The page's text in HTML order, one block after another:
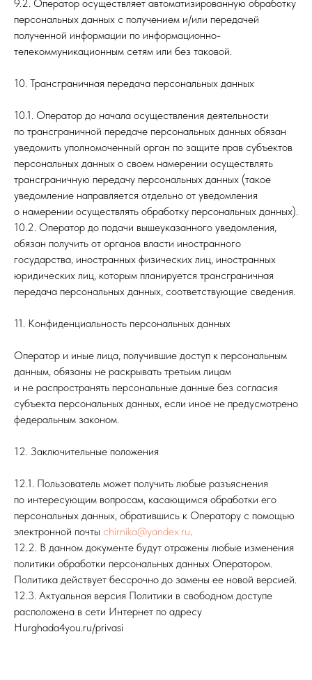
9.2. Оператор осуществляет автоматизированную обработку
персональных данных с получением и/или передачей
полученной информации по информационно-
телекоммуникационным сетям или без таковой.
10. Трансграничная передача персональных данных
10.1. Оператор до начала осуществления деятельности
по трансграничной передаче персональных данных обязан
уведомить уполномоченный орган по защите прав субъектов
персональных данных о своем намерении осуществлять
трансграничную передачу персональных данных (такое
уведомление направляется отдельно от уведомления
о намерении осуществлять обработку персональных данных).
10.2. Оператор до подачи вышеуказанного уведомления,
обязан получить от органов власти иностранного
государства, иностранных физических лиц, иностранных
юридических лиц, которым планируется трансграничная
передача персональных данных, соответствующие сведения.
11. Конфиденциальность персональных данных
Оператор и иные лица, получившие доступ к персональным
данным, обязаны не раскрывать третьим лицам
и не распространять персональные данные без согласия
субъекта персональных данных, если иное не предусмотрено
федеральным законом.
12. Заключительные положения
12.1. Пользователь может получить любые разъяснения
по интересующим вопросам, касающимся обработки его
персональных данных, обратившись к Оператору с помощью
электронной почты chirnika@yandex.ru.
12.2. В данном документе будут отражены любые изменения
политики обработки персональных данных Оператором.
Политика действует бессрочно до замены ее новой версией.
12.3. Актуальная версия Политики в свободном доступе
расположена в сети Интернет по адресу
Hurghada4you.ru/privasi